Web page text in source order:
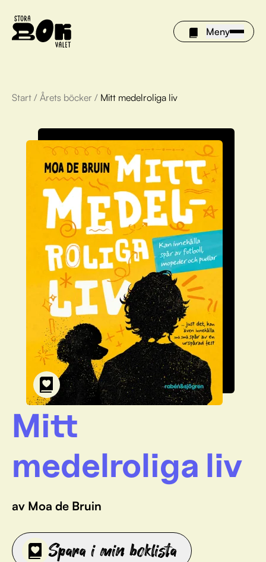
Meny
Årets böcker
Om Stora bokvalet
Olivia tipsar
Vinnare
FAQ
För bibliotek
Start / Årets böcker / Mitt medelroliga liv
Mitt
medelroliga liv
av Moa de Bruin
Spara i min boklista